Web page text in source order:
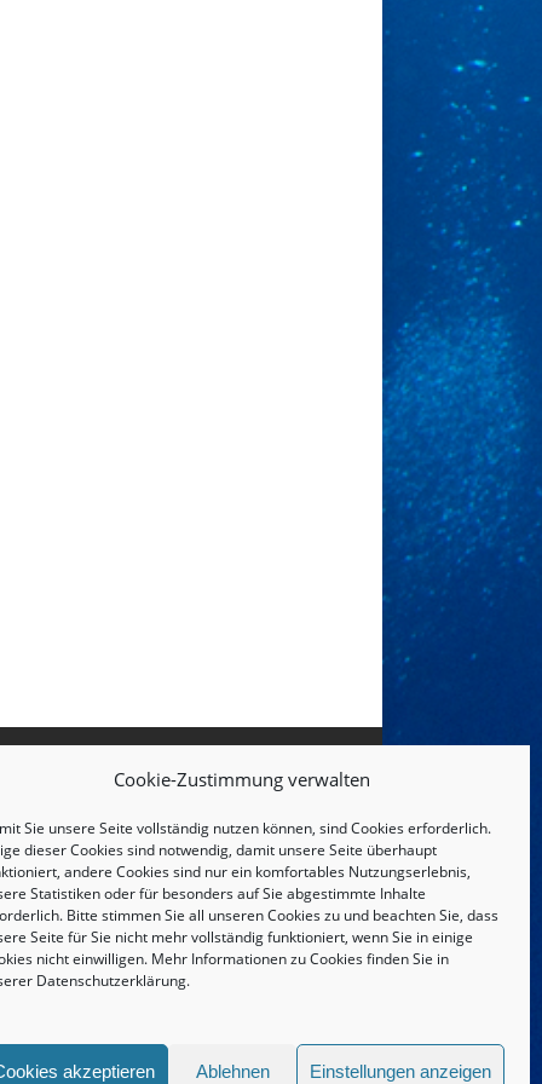
Cookie-Zustimmung verwalten
Sie unsere Seite vollständig nutzen können, sind Cookies erforderlich.
dieser Cookies sind notwendig, damit unsere Seite überhaupt
andere Cookies sind nur ein komfortables Nutzungserlebnis,
Statistiken oder für besonders auf Sie abgestimmte Inhalte
Bitte stimmen Sie all unseren Cookies zu und beachten Sie, dass
Seite für Sie nicht mehr vollständig funktioniert, wenn Sie in einige
nicht einwilligen. Mehr Informationen zu Cookies finden Sie in
Datenschutzerklärung.
akzeptieren Ablehnen Einstellungen anzeigen
IMPRESSUM UND DATENSCHUTZERKLÄRUNG